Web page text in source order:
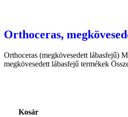
Orthoceras,
Orthoceras (megkövesedett lábasfejű)
megkövesedett lábasfejű termékek
Kosár